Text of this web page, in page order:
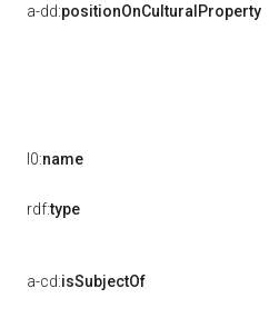
a-dd:positionOnCulturalProperty
l0:name
rdf:type
a-cd:isSubjectOf